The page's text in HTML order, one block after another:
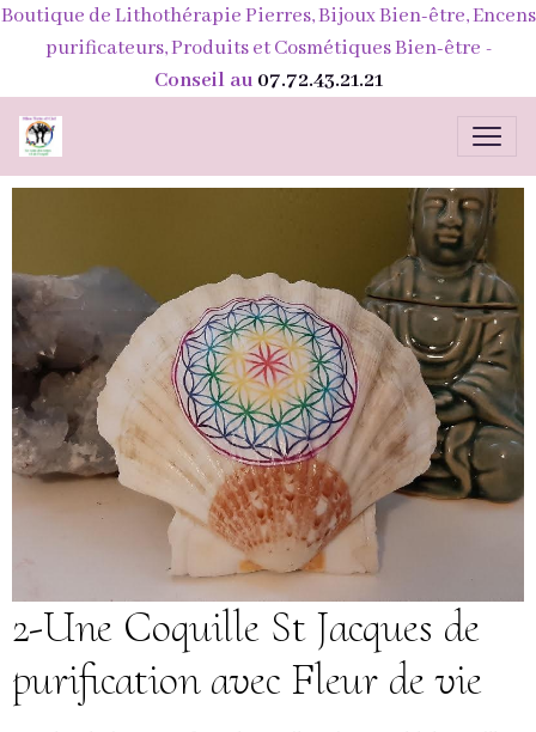
Boutique de Lithothérapie Pierres, Bijoux Bien-être, Encens
purificateurs, Produits et Cosmétiques Bien-être -
Conseil au 07.72.43.21.21
2-Une Coquille St Jacques de
purification avec Fleur de vie